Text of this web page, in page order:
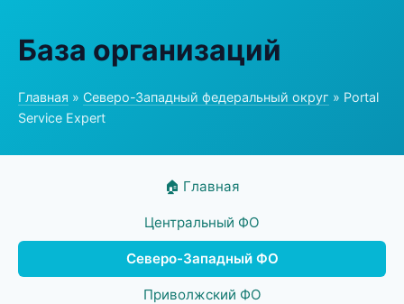
База организаций
Главная » Северо-Западный федеральный округ » Portal
Service Expert
🏠 Главная
Центральный ФО
Северо-Западный ФО
Приволжский ФО